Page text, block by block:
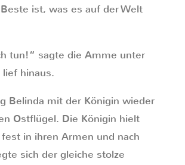
ist, was es auf der Welt
tun!“ sagte die Amme unter
lief hinaus.
Belinda mit der Königin wieder
Ostflügel. Die Königin hielt
in ihren Armen und nach
sich der gleiche stolze